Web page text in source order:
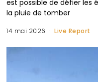
est possible de défier les
la pluie de tomber
14 mai 2026 Live Report